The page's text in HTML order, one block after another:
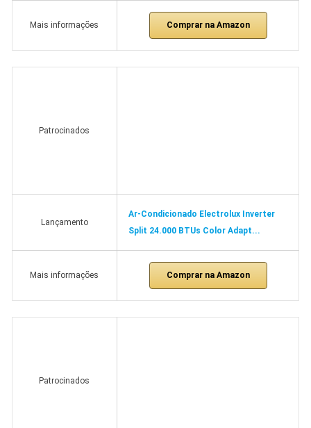
Mais informações Comprar na Amazon
Patrocinados
Lançamento
Ar-Condicionado Electrolux Inverter
Split 24.000 BTUs Color Adapt...
Mais informações Comprar na Amazon
Patrocinados